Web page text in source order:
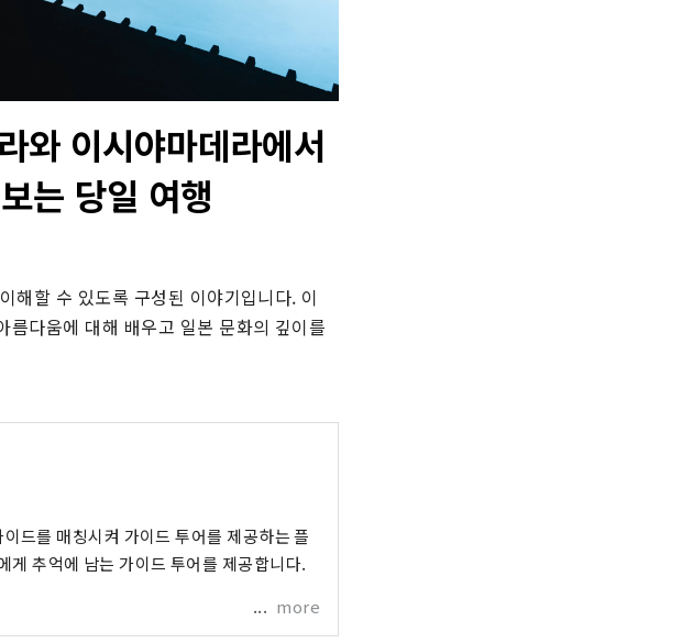
와 이시야마데라에서
는 당일 여행
해할 수 있도록 구성된 이야기입니다. 이
다움에 대해 배우고 일본 문화의 깊이를
드를 매칭시켜 가이드 투어를 제공하는 플
게 추억에 남는 가이드 투어를 제공합니다.
more